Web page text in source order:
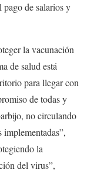
de salarios y
la vacunación
de salud está
para llegar con
de todas y
no circulando
la
del virus”,